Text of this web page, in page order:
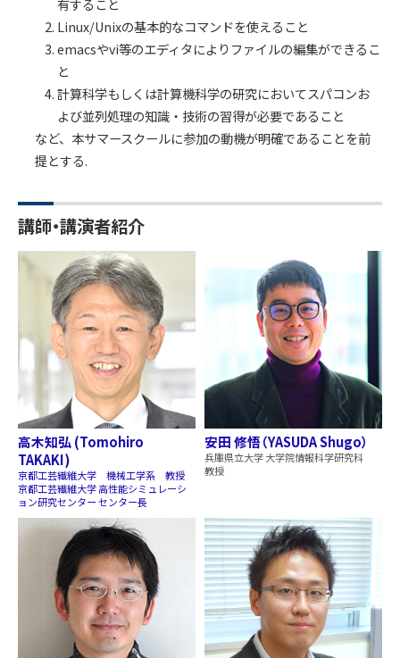
有すること
Linux/Unixの基本的なコマンドを使えること
emacsやvi等のエディタによりファイルの編集ができるこ
と
計算科学もしくは計算機科学の研究においてスパコンお
よび並列処理の知識・技術の習得が必要であること
など、本サマースクールに参加の動機が明確であることを前
提とする.
講師・講演者紹介
高木知弘 (Tomohiro
TAKAKI)
京都工芸繊維大学 機械工学系 教授
京都工芸繊維大学 高性能シミュレーシ
ョン研究センター センター長
安田 修悟（YASUDA Shugo）
兵庫県立大学 大学院情報科学研究科
教授